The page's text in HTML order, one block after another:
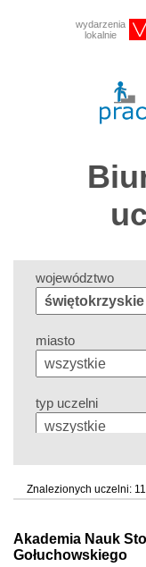
wydarzenia
lokalnie
województwo
miasto
typ uczelni
status uczelni
Znalezionych uczelni: 11
Akademia Nauk
Gołuchowskiego